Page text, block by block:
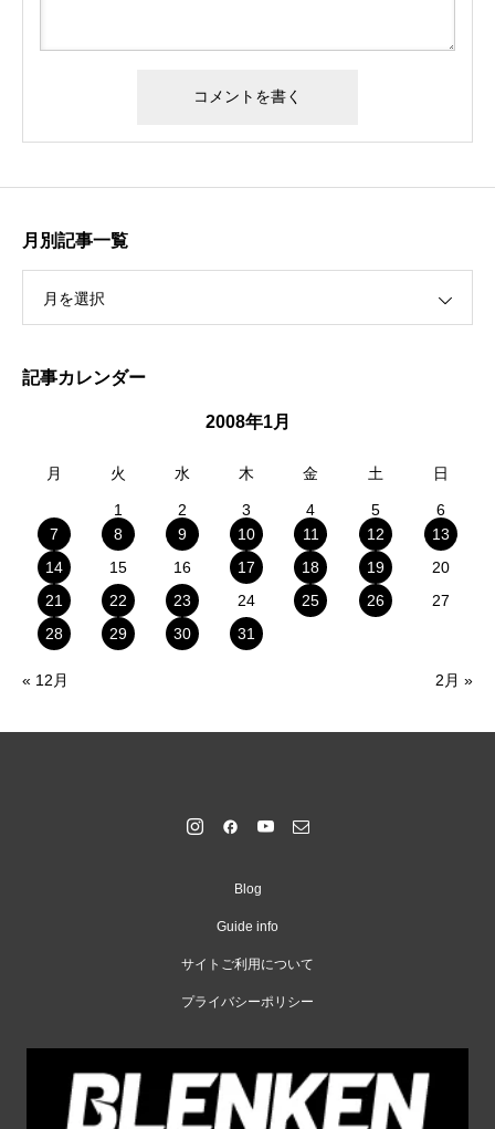
月別記事一覧
月を選択
記事カレンダー
2008年1月
月 火 水 木 金 土 日
1 2 3 4 5
6
7
8 9 10 11 12
13
14
15 16 17 18 19
20
21
22 23 24 25 26
27
28
29 30 31
« 12月 2月 »
Blog
Guide info
サイトご利用について
プライバシーポリシー